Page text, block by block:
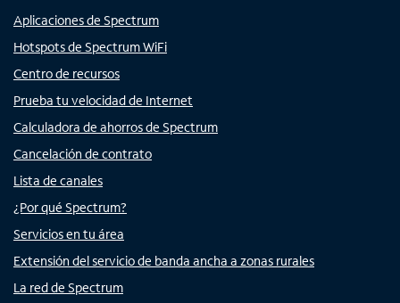
Aplicaciones de Spectrum
Hotspots de Spectrum WiFi
Centro de recursos
Prueba tu velocidad de Internet
Calculadora de ahorros de Spectrum
Cancelación de contrato
Lista de canales
¿Por qué Spectrum?
Servicios en tu área
Extensión del servicio de banda ancha a zonas rurales
La red de Spectrum